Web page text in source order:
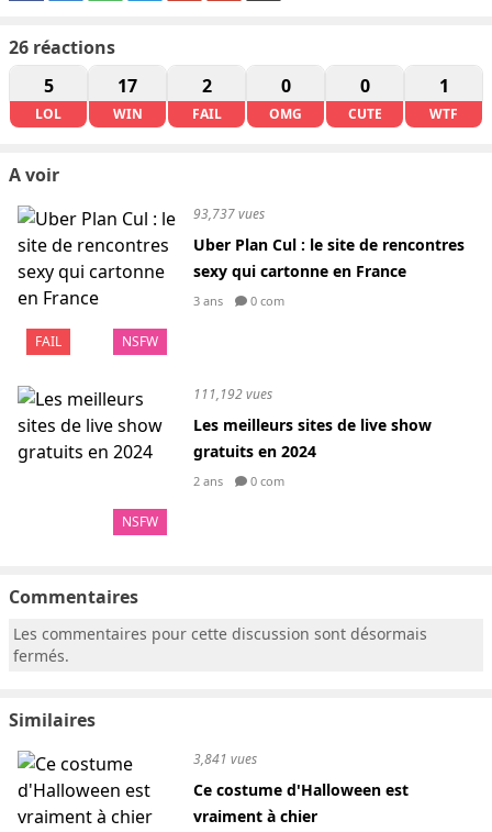
26 réactions
5
LOL
17
WIN
2
FAIL
0
OMG
0
CUTE
1
WTF
A voir
FAIL NSFW
93,737 vues
Uber Plan Cul : le site de rencontres
sexy qui cartonne en France
3 ans 0 com
NSFW
111,192 vues
Les meilleurs sites de live show
gratuits en 2024
2 ans 0 com
Commentaires
Les commentaires pour cette discussion sont désormais
fermés.
Similaires
3,841 vues
Ce costume d'Halloween est
vraiment à chier